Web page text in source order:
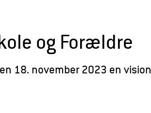
og Forældre
18. november 2023 en vision